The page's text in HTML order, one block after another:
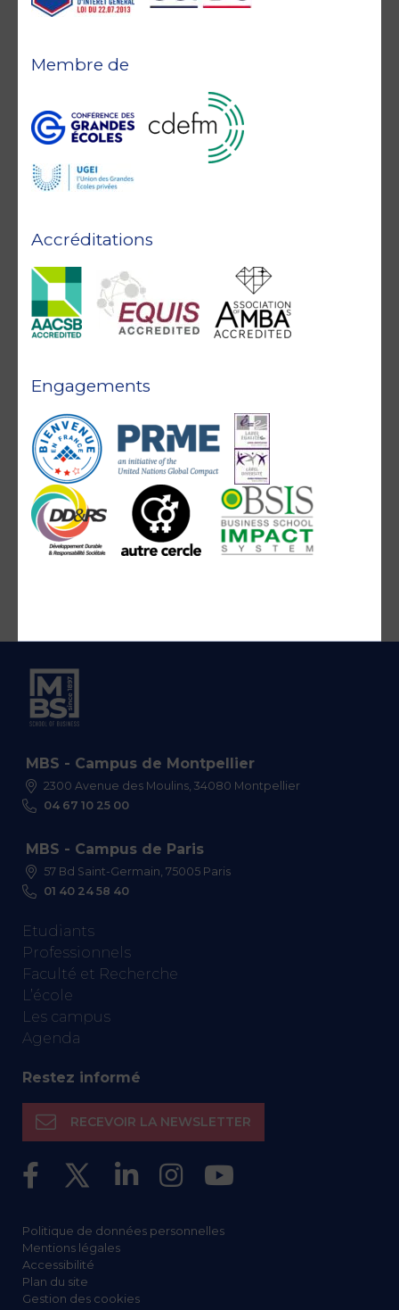
Accréditations
Membre de
Engagements
MBS - Campus de Montpellier
2300 Avenue des Moulins, 34080 Montpellier
04 67 10 25 00
MBS - Campus de Paris
57 Bd Saint-Germain, 75005 Paris
01 40 24 58 40
Etudiants
Professionnels
Faculté et Recherche
L’école
Les campus
Agenda
Restez informé
RECEVOIR LA NEWSLETTER
Politique de données personnelles
Mentions légales
Accessibilité
Plan du site
Gestion des cookies